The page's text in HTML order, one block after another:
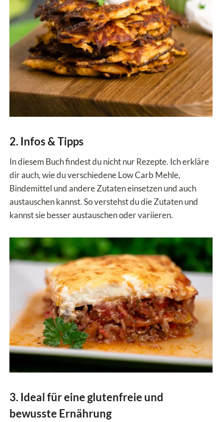
2. Infos & Tipps
In diesem Buch findest du nicht nur Rezepte. Ich erkläre
dir auch, wie du verschiedene Low Carb Mehle,
Bindemittel und andere Zutaten einsetzen und auch
austauschen kannst. So verstehst du die Zutaten und
kannst sie besser austauschen oder variieren.
3. Ideal für eine glutenfreie und
bewusste Ernährung